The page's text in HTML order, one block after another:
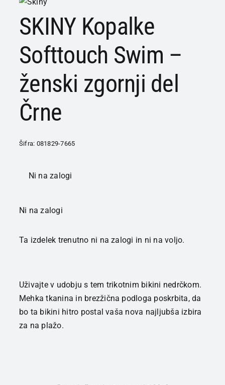
SKINY Kopalke
Softtouch Swim –
ženski zgornji del
Črne
Šifra: 081829-7665
Ni na zalogi
Ni na zalogi
Ta izdelek trenutno ni na zalogi in ni na voljo.
Uživajte v udobju s tem trikotnim bikini nedrčkom.
Mehka tkanina in brezžična podloga poskrbita, da
bo ta bikini hitro postal vaša nova najljubša izbira
za na plažo.